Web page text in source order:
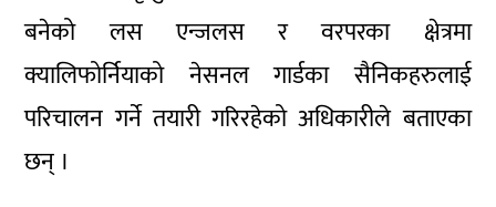
बनेको लस एन्जलस र वरपरका क्षेत्रमा
क्यालिफोर्नियाको नेसनल गार्डका सैनिकहरुलाई
परिचालन गर्ने तयारी गरिरहेको अधिकारीले बताएका
छन् ।